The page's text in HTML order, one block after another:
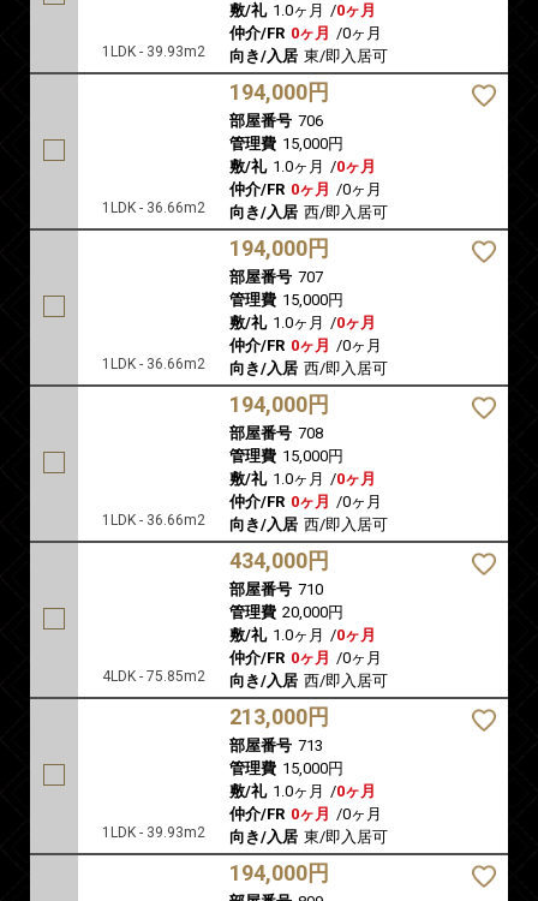
1LDK - 39.93m2
敷/礼 1.0ヶ月 /0ヶ月
仲介/FR 0ヶ月 /0ヶ月
向き/入居 東/即入居可
1LDK - 36.66m2
194,000円
部屋番号 706
管理費 15,000円
敷/礼 1.0ヶ月 /0ヶ月
仲介/FR 0ヶ月 /0ヶ月
向き/入居 西/即入居可
1LDK - 36.66m2
194,000円
部屋番号 707
管理費 15,000円
敷/礼 1.0ヶ月 /0ヶ月
仲介/FR 0ヶ月 /0ヶ月
向き/入居 西/即入居可
1LDK - 36.66m2
194,000円
部屋番号 708
管理費 15,000円
敷/礼 1.0ヶ月 /0ヶ月
仲介/FR 0ヶ月 /0ヶ月
向き/入居 西/即入居可
4LDK - 75.85m2
434,000円
部屋番号 710
管理費 20,000円
敷/礼 1.0ヶ月 /0ヶ月
仲介/FR 0ヶ月 /0ヶ月
向き/入居 西/即入居可
1LDK - 39.93m2
213,000円
部屋番号 713
管理費 15,000円
敷/礼 1.0ヶ月 /0ヶ月
仲介/FR 0ヶ月 /0ヶ月
向き/入居 東/即入居可
194,000円